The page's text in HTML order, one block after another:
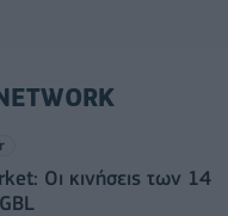
Οι κινήσεις των 14